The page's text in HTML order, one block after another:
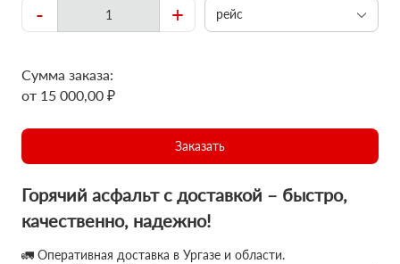
- + рейс
Сумма заказа:
от 15 000,00 ₽
Заказать
Горячий асфальт с доставкой – быстро,
качественно, надежно!
🚛 Оперативная доставка в Ургазе и области.